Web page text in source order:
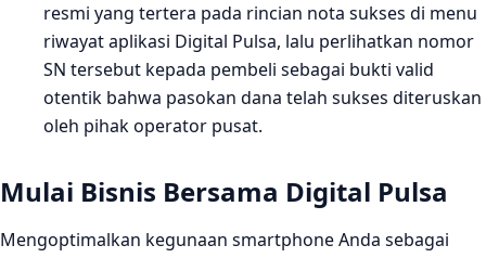
resmi yang tertera pada rincian nota sukses di menu
riwayat aplikasi Digital Pulsa, lalu perlihatkan nomor
SN tersebut kepada pembeli sebagai bukti valid
otentik bahwa pasokan dana telah sukses diteruskan
oleh pihak operator pusat.
Mulai Bisnis Bersama Digital Pulsa
Mengoptimalkan kegunaan smartphone Anda sebagai